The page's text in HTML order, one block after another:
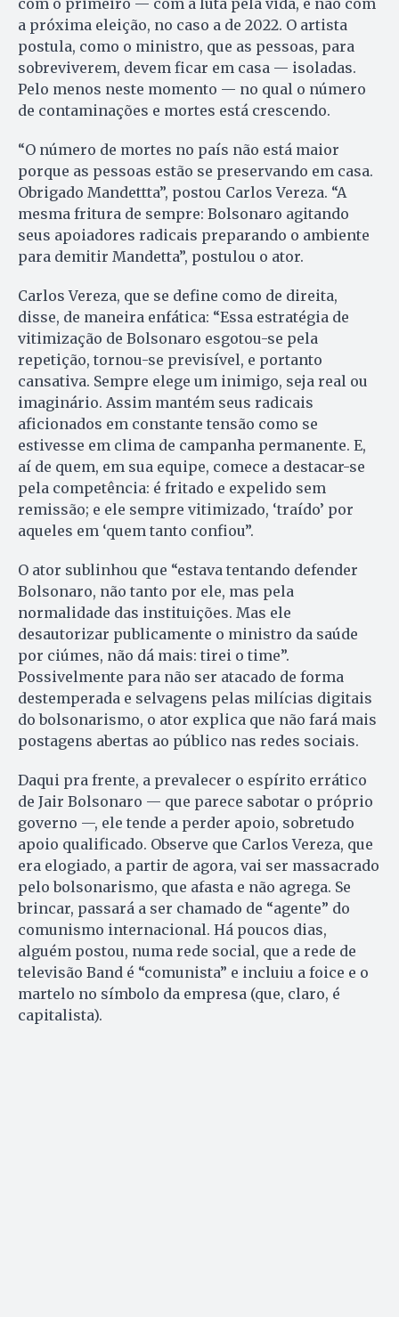
com o primeiro — com a luta pela vida, e não com
a próxima eleição, no caso a de 2022. O artista
postula, como o ministro, que as pessoas, para
sobreviverem, devem ficar em casa — isoladas.
Pelo menos neste momento — no qual o número
de contaminações e mortes está crescendo.
“O número de mortes no país não está maior
porque as pessoas estão se preservando em casa.
Obrigado Mandettta”, postou Carlos Vereza. “A
mesma fritura de sempre: Bolsonaro agitando
seus apoiadores radicais preparando o ambiente
para demitir Mandetta”, postulou o ator.
Carlos Vereza, que se define como de direita,
disse, de maneira enfática: “Essa estratégia de
vitimização de Bolsonaro esgotou-se pela
repetição, tornou-se previsível, e portanto
cansativa. Sempre elege um inimigo, seja real ou
imaginário. Assim mantém seus radicais
aficionados em constante tensão como se
estivesse em clima de campanha permanente. E,
aí de quem, em sua equipe, comece a destacar-se
pela competência: é fritado e expelido sem
remissão; e ele sempre vitimizado, ‘traído’ por
aqueles em ‘quem tanto confiou”.
O ator sublinhou que “estava tentando defender
Bolsonaro, não tanto por ele, mas pela
normalidade das instituições. Mas ele
desautorizar publicamente o ministro da saúde
por ciúmes, não dá mais: tirei o time”.
Possivelmente para não ser atacado de forma
destemperada e selvagens pelas milícias digitais
do bolsonarismo, o ator explica que não fará mais
postagens abertas ao público nas redes sociais.
Daqui pra frente, a prevalecer o espírito errático
de Jair Bolsonaro — que parece sabotar o próprio
governo —, ele tende a perder apoio, sobretudo
apoio qualificado. Observe que Carlos Vereza, que
era elogiado, a partir de agora, vai ser massacrado
pelo bolsonarismo, que afasta e não agrega. Se
brincar, passará a ser chamado de “agente” do
comunismo internacional. Há poucos dias,
alguém postou, numa rede social, que a rede de
televisão Band é “comunista” e incluiu a foice e o
martelo no símbolo da empresa (que, claro, é
capitalista).